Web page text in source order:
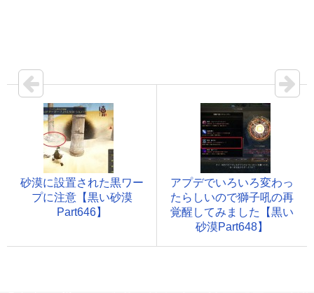
砂漠に設置された黒ワー
プに注意【黒い砂漠
Part646】
アプデでいろいろ変わっ
たらしいので獅子吼の再
覚醒してみました【黒い
砂漠Part648】